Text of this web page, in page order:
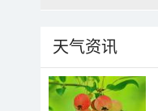
天气资讯